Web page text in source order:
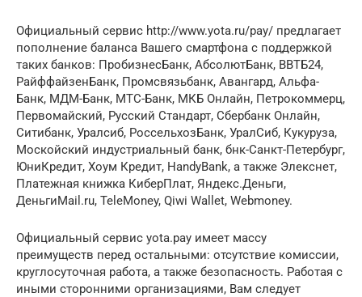
Официальный сервис http://www.yota.ru/pay/ предлагает
пополнение баланса Вашего смартфона с поддержкой
таких банков: ПробизнесБанк, АбсолютБанк, ВВТБ24,
РайффайзенБанк, Промсвязьбанк, Авангард, Альфа-
Банк, МДМ-Банк, МТС-Банк, МКБ Онлайн, Петрокоммерц,
Первомайский, Русский Стандарт, Сбербанк Онлайн,
Ситибанк, Уралсиб, РоссельхозБанк, УралСиб, Кукуруза,
Москойский индустриальный банк, бнк-Санкт-Петербург,
ЮниКредит, Хоум Кредит, HandyBank, а также Элекснет,
Платежная книжка КиберПлат, Яндекс.Деньги,
ДеньгиMail.ru, TeleMoney, Qiwi Wallet, Webmoney.
Официальный сервис yota.pay имеет массу
преимуществ перед остальными: отсутствие комиссии,
круглосуточная работа, а также безопасность. Работая с
иными сторонними организациями, Вам следует